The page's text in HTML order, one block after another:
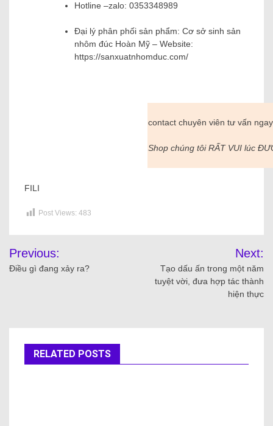
Hotline –zalo: 0353348989
Đại lý phân phối sản phẩm: Cơ sở sinh sản
nhôm đúc Hoàn Mỹ – Website:
https://sanxuatnhomduc.com/
contact chuyên viên tư vấn
Shop chúng tôi RẤT VUI lúc
FILI
Post Views: 483
Previous:
Điều gì đang xảy ra?
Next:
Tạo dấu ấn trong một năm
tuyệt vời, đưa hợp tác thành
hiện thực
RELATED POSTS